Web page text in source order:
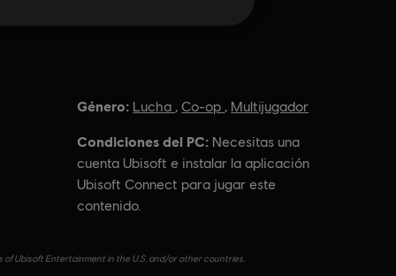
Género: Lucha ,Co-op , Multijugador
Condiciones del PC: Necesitas una
cuenta Ubisoft e instalar la aplicación
Ubisoft Connect para jugar este
contenido.
Ubisoft Entertainment in the U.S. and/or other countries.